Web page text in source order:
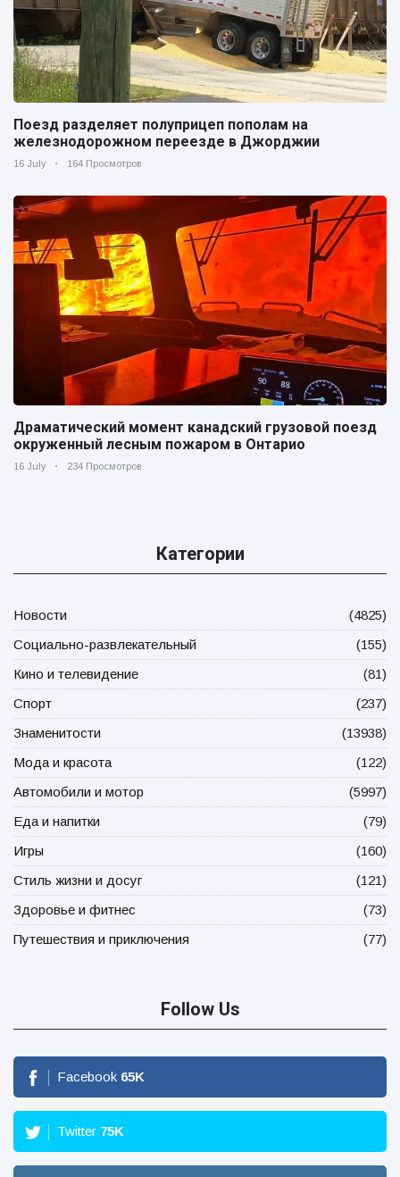
Поезд разделяет полуприцеп пополам на
железнодорожном переезде в Джорджии
16 July 164 Просмотров
Драматический момент канадский грузовой поезд
окруженный лесным пожаром в Онтарио
16 July 234 Просмотров
Категории
Новости
(4825)
Социально-развлекательный
(155)
Кино и телевидение
(81)
Спорт
(237)
Знаменитости
(13938)
Мода и красота
(122)
Автомобили и мотор
(5997)
Еда и напитки
(79)
Игры
(160)
Стиль жизни и досуг
(121)
Здоровье и фитнес
(73)
Путешествия и приключения
(77)
Follow Us
Facebook 65K
Twitter 75K